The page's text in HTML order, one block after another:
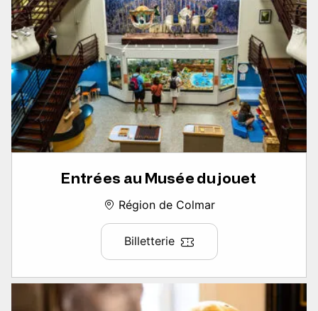
Entrées au Musée du jouet
Région de Colmar
Billetterie